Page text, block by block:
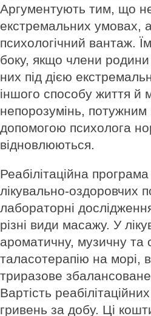
Аргументують тим, що
екстремальних умовах,
психологічний вантаж.
боку, якщо члени родини
них під дією
іншого способу життя
непорозумінь,
допомогою психолога
відновлюються.
Реабілітаційна
лікувально-оздоровчих
лабораторні
різні види масажу. У
ароматичну, музичну та
таласотерапію на морі,
триразове
Вартість
гривень за добу. Ці